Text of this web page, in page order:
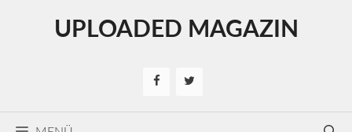
UPLOADED MAGAZIN